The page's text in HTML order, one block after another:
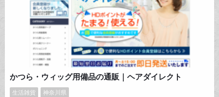
かつら・ウィッグ用備品の通販｜ヘアダイレクト
生活雑貨
神奈川県